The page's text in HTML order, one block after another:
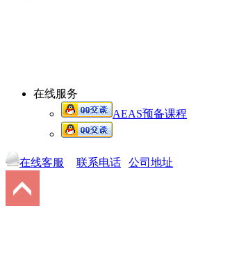
在线服务
AEAS预备课程
在线客服 联系电话 公司地址